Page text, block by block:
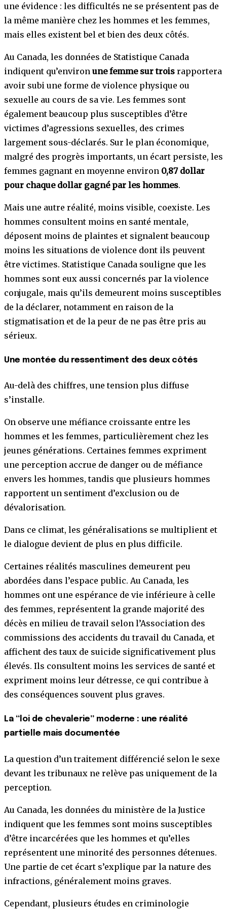
une évidence : les difficultés ne se présentent pas de
la même manière chez les hommes et les femmes,
mais elles existent bel et bien des deux côtés.
Au Canada, les données de Statistique Canada
indiquent qu’environ une femme sur trois rapportera
avoir subi une forme de violence physique ou
sexuelle au cours de sa vie. Les femmes sont
également beaucoup plus susceptibles d’être
victimes d’agressions sexuelles, des crimes
largement sous-déclarés. Sur le plan économique,
malgré des progrès importants, un écart persiste, les
femmes gagnant en moyenne environ 0,87 dollar
pour chaque dollar gagné par les hommes.
Mais une autre réalité, moins visible, coexiste. Les
hommes consultent moins en santé mentale,
déposent moins de plaintes et signalent beaucoup
moins les situations de violence dont ils peuvent
être victimes. Statistique Canada souligne que les
hommes sont eux aussi concernés par la violence
conjugale, mais qu’ils demeurent moins susceptibles
de la déclarer, notamment en raison de la
stigmatisation et de la peur de ne pas être pris au
sérieux.
Une montée du ressentiment des deux côtés
Au-delà des chiffres, une tension plus diffuse
s’installe.
On observe une méfiance croissante entre les
hommes et les femmes, particulièrement chez les
jeunes générations. Certaines femmes expriment
une perception accrue de danger ou de méfiance
envers les hommes, tandis que plusieurs hommes
rapportent un sentiment d’exclusion ou de
dévalorisation.
Dans ce climat, les généralisations se multiplient et
le dialogue devient de plus en plus difficile.
Certaines réalités masculines demeurent peu
abordées dans l’espace public. Au Canada, les
hommes ont une espérance de vie inférieure à celle
des femmes, représentent la grande majorité des
décès en milieu de travail selon l’Association des
commissions des accidents du travail du Canada, et
affichent des taux de suicide significativement plus
élevés. Ils consultent moins les services de santé et
expriment moins leur détresse, ce qui contribue à
des conséquences souvent plus graves.
La “loi de chevalerie” moderne : une réalité
partielle mais documentée
La question d’un traitement différencié selon le sexe
devant les tribunaux ne relève pas uniquement de la
perception.
Au Canada, les données du ministère de la Justice
indiquent que les femmes sont moins susceptibles
d’être incarcérées que les hommes et qu’elles
représentent une minorité des personnes détenues.
Une partie de cet écart s’explique par la nature des
infractions, généralement moins graves.
Cependant, plusieurs études en criminologie